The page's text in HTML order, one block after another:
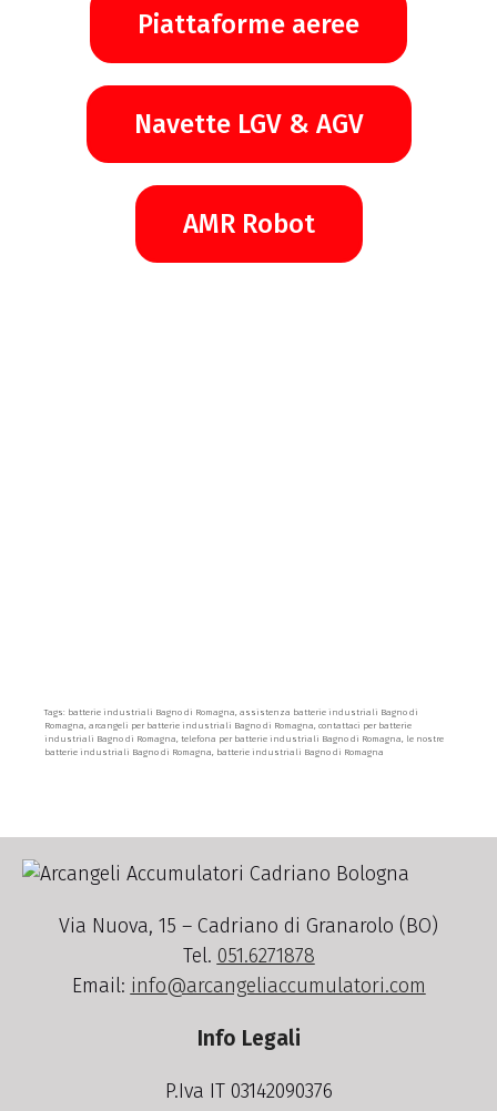
Piattaforme aeree
Navette LGV & AGV
AMR Robot
Tags: batterie industriali Bagno di Romagna, assistenza batterie industriali Bagno di
Romagna, arcangeli per batterie industriali Bagno di Romagna, contattaci per batterie
industriali Bagno di Romagna, telefona per batterie industriali Bagno di Romagna, le nostre
batterie industriali Bagno di Romagna, batterie industriali Bagno di Romagna
Via Nuova, 15 – Cadriano di Granarolo (BO)
Tel. 051.6271878
Email: info@arcangeliaccumulatori.com
Info Legali
P.Iva IT 03142090376